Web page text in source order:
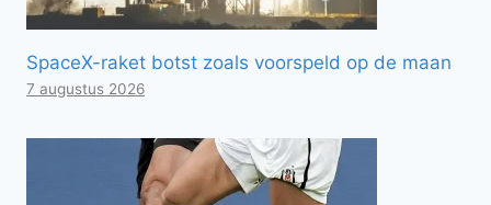
SpaceX-raket botst zoals voorspeld op de maan
7 augustus 2026